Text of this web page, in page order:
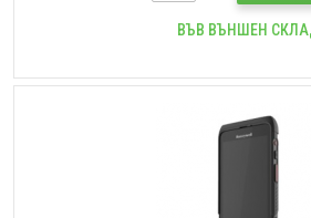
ВЪВ ВЪНШЕН